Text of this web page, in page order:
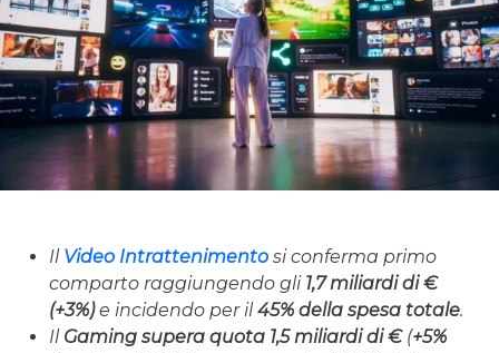
Il Video Intrattenimento si conferma primo
comparto raggiungendo gli 1,7 miliardi di €
(+3%)e incidendo per il45% della spesa totale.
Il Gaming supera quota 1,5 miliardi di €(+5%